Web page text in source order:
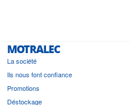
MOTRALEC
La société
Ils nous font confiance
Promotions
Déstockage